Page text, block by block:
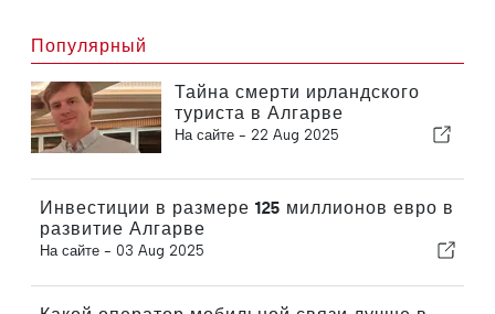
Популярный
Тайна смерти ирландского
туриста в Алгарве
На сайте - 22 Aug 2025
Инвестиции в размере 125 миллионов евро в
развитие Алгарве
На сайте - 03 Aug 2025